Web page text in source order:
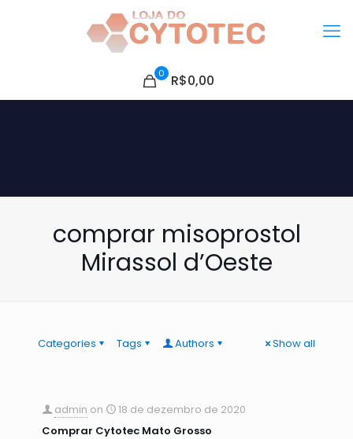
0 R$0,00
comprar misoprostol
Mirassol d’Oeste
Categories Tags Authors Show all
admin on
18 de dezembro de 2020
Comprar Cytotec Mato Grosso